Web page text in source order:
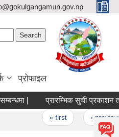
प्रोफाइल
| प्रारम्भिक सुची प्रकाशन
« first ‹ previous